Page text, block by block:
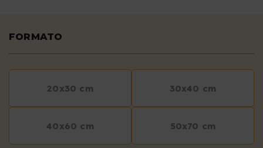
FORMATO
20x30 cm 30x40 cm
40x60 cm 50x70 cm